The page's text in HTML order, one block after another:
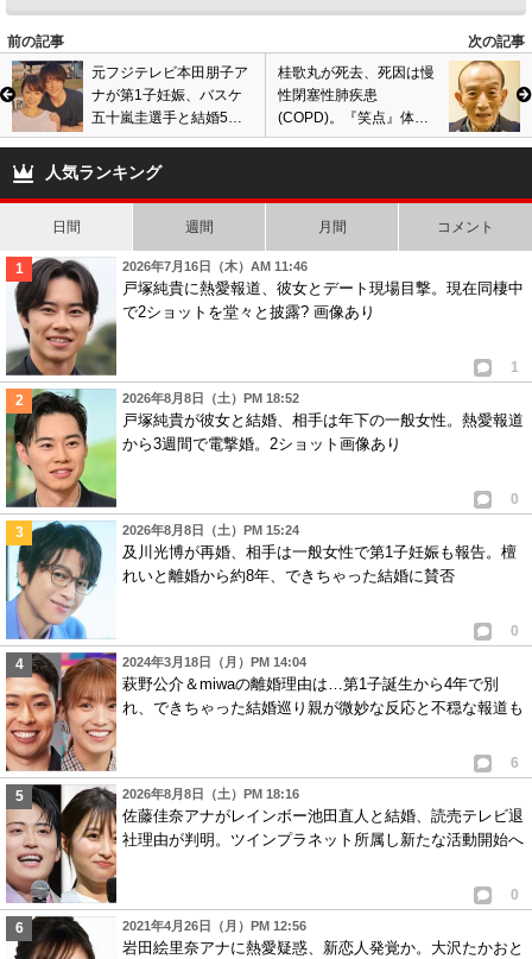
前の記事
次の記事
元フジテレビ本田朋子ア
ナが第1子妊娠、バスケ
五十嵐圭選手と結婚5年
で待望の赤ちゃん。
桂歌丸が死去、死因は慢
性閉塞性肺疾患
(COPD)。『笑点』体調
不良で降板、入退院繰り
人気ランキング
日間 週間 月間 コメント
2026年7月16日（木）AM 11:46
戸塚純貴に熱愛報道、彼女とデート現場目撃。現在同棲中
で2ショットを堂々と披露? 画像あり
1
2026年8月8日（土）PM 18:52
戸塚純貴が彼女と結婚、相手は年下の一般女性。熱愛報道
から3週間で電撃婚。2ショット画像あり
0
2026年8月8日（土）PM 15:24
及川光博が再婚、相手は一般女性で第1子妊娠も報告。檀
れいと離婚から約8年、できちゃった結婚に賛否
0
2024年3月18日（月）PM 14:04
萩野公介＆miwaの離婚理由は…第1子誕生から4年で別
れ、できちゃった結婚巡り親が微妙な反応と不穏な報道も
6
2026年8月8日（土）PM 18:16
佐藤佳奈アナがレインボー池田直人と結婚、読売テレビ退
社理由が判明。ツインプラネット所属し新たな活動開始へ
0
2021年4月26日（月）PM 12:56
岩田絵里奈アナに熱愛疑惑、新恋人発覚か。大沢たかおと